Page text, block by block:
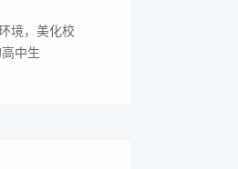
境，美化校
中生